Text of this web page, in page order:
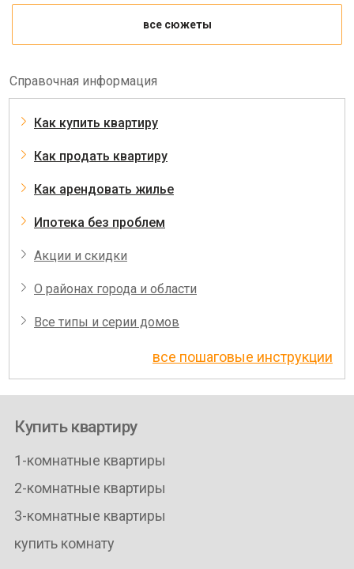
все сюжеты
Справочная информация
Как купить квартиру
Как продать квартиру
Как арендовать жилье
Ипотека без проблем
Акции и скидки
О районах города и области
Все типы и серии домов
все пошаговые инструкции
Купить квартиру
1-комнатные квартиры
2-комнатные квартиры
3-комнатные квартиры
купить комнату